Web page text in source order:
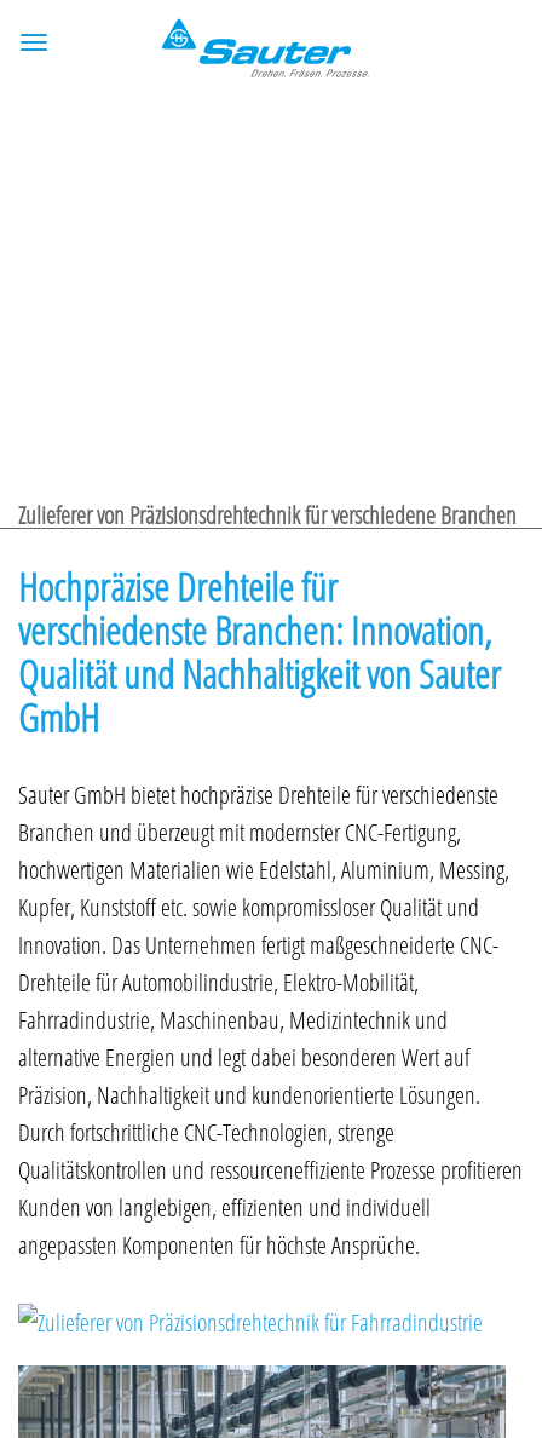
Zulieferer von Präzisionsdrehtechnik für verschiedene Branchen
Hochpräzise Drehteile für
verschiedenste Branchen: Innovation,
Qualität und Nachhaltigkeit von Sauter
GmbH
Sauter GmbH bietet hochpräzise Drehteile für verschiedenste
Branchen und überzeugt mit modernster CNC-Fertigung,
hochwertigen Materialien wie Edelstahl, Aluminium, Messing,
Kupfer, Kunststoff etc. sowie kompromissloser Qualität und
Innovation. Das Unternehmen fertigt maßgeschneiderte CNC-
Drehteile für Automobilindustrie, Elektro-Mobilität,
Fahrradindustrie, Maschinenbau, Medizintechnik und
alternative Energien und legt dabei besonderen Wert auf
Präzision, Nachhaltigkeit und kundenorientierte Lösungen.
Durch fortschrittliche CNC-Technologien, strenge
Qualitätskontrollen und ressourceneffiziente Prozesse profitieren
Kunden von langlebigen, effizienten und individuell
angepassten Komponenten für höchste Ansprüche.